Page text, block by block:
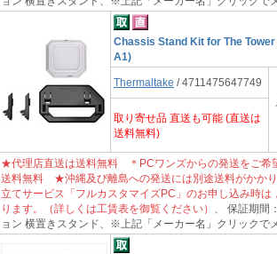
Chassis Stand Kit for The
A1)
Thermaltake / 4711475647749
取り寄せ品 直送も可能 (直送は
送料無料)
★代理店直送は送料無料 ＊PCワンズからの発送をご希
送料無料 ★沖縄及び離島への発送には別途送料がかか
立てサービス「フルカスタマイズPC」のお申し込み時
ります。（詳しくは工賃表を御覧ください）
、 保証期
ョン 横置きスタンド、※上記「メーカー名」クリックで